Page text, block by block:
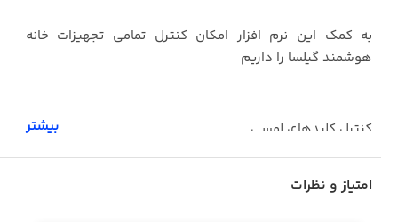
به کمک این نرم افزار امکان کنترل تمامی تجهیزات خانه
هوشمند گیلسا را داریم
کنترل کلیدهای لمسی
ترموستات هوشمند
بیشتر
امتیاز و نظرات